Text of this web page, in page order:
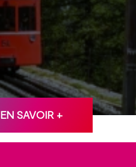
EN SAVOIR +